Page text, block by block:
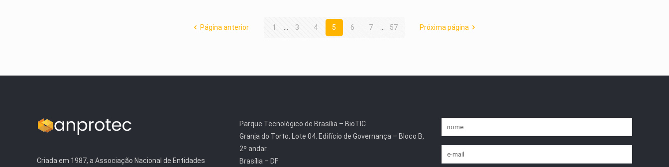
Página anterior 1 3 4 5 6 7 57 Próxima página
Criada em 1987, a Associação Nacional de Entidades
Parque Tecnológico de Brasília – BioTIC
Granja do Torto, Lote 04. Edifício de Governança – Bloco B,
2º andar.
Brasília – DF